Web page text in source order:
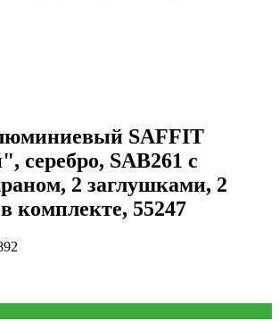
SAFFIT
серебро, SAB261 с
2 заглушками, 2
комплекте, 55247